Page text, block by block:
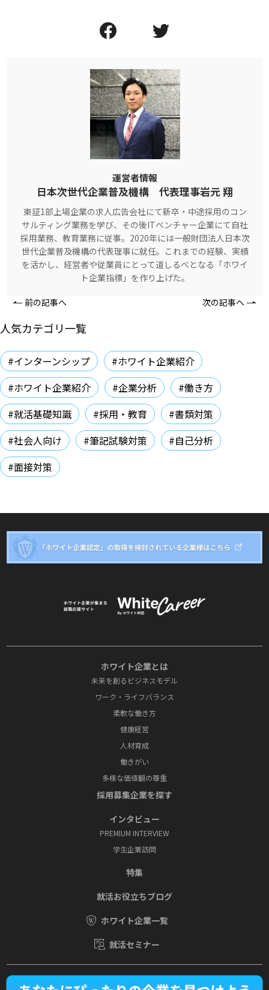
運営者情報
日本次世代企業普及機構 代表理事岩元 翔
東証1部上場企業の求人広告会社にて新卒・中途採用のコン
サルティング業務を学び、その後ITベンチャー企業にて自社
採用業務、教育業務に従事。2020年には一般財団法人日本次
世代企業普及機構の代表理事に就任。これまでの経験、実績
を活かし、経営者や従業員にとって道しるべとなる「ホワイ
ト企業指標」を作り上げた。
前の記事へ 次の記事へ
人気カテゴリ一覧
#インターンシップ
#ホワイト企業紹介
#ホワイト企業紹介
#企業分析
#働き方
#就活基礎知識
#採用・教育
#書類対策
#社会人向け
#筆記試験対策
#自己分析
#面接対策
ホワイト企業とは
未来を創るビジネスモデル
ワーク・ライフバランス
柔軟な働き方
健康経営
人材育成
働きがい
多様な価値観の尊重
採⽤募集企業を探す
インタビュー
PREMIUM INTERVIEW
学⽣企業訪問
特集
就活お役⽴ちブログ
ホワイト企業一覧
就活セミナー
運営会社